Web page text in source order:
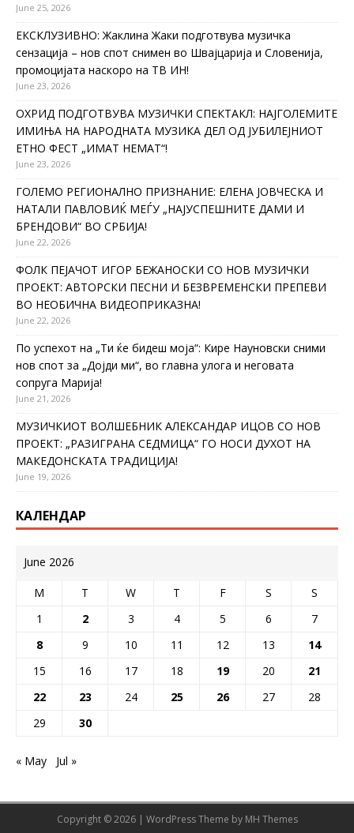
June 25, 2026
ЕКСКЛУЗИВНО: Жаклина Жаки подготвува музичка
сензација – нов спот снимен во Швајцарија и Словенија,
промоцијата наскоро на ТВ ИН!
June 23, 2026
ОХРИД ПОДГОТВУВА МУЗИЧКИ СПЕКТАКЛ: НАЈГОЛЕМИТЕ
ИМИЊА НА НАРОДНАТА МУЗИКА ДЕЛ ОД ЈУБИЛЕЈНИОТ
ЕТНО ФЕСТ „ИМАТ НЕМАТ“!
June 23, 2026
ГОЛЕМО РЕГИОНАЛНО ПРИЗНАНИЕ: ЕЛЕНА ЈОВЧЕСКА И
НАТАЛИ ПАВЛОВИЌ МЕЃУ „НАЈУСПЕШНИТЕ ДАМИ И
БРЕНДОВИ“ ВО СРБИЈА!
June 22, 2026
ФОЛК ПЕЈАЧОТ ИГОР БЕЖАНОСКИ СО НОВ МУЗИЧКИ
ПРОЕКТ: АВТОРСКИ ПЕСНИ И БЕЗВРЕМЕНСКИ ПРЕПЕВИ
ВО НЕОБИЧНА ВИДЕОПРИКАЗНА!
June 22, 2026
По успехот на „Ти ќе бидеш моја“: Кире Науновски сними
нов спот за „Дојди ми“, во главна улога и неговата
сопруга Марија!
June 21, 2026
МУЗИЧКИОТ ВОЛШЕБНИК АЛЕКСАНДАР ИЦОВ СО НОВ
ПРОЕКТ: „РАЗИГРАНА СЕДМИЦА“ ГО НОСИ ДУХОТ НА
МАКЕДОНСКАТА ТРАДИЦИЈА!
June 19, 2026
КАЛЕНДАР
June 2026
M T W T F S
S
1
2 3 4 5 6
7
8
9 10 11 12 13
14
15
16 17 18 19 20
21
22
23 24 25 26 27
28
29
30
« May Jul »
Copyright © 2026 | WordPress Theme by MH Themes